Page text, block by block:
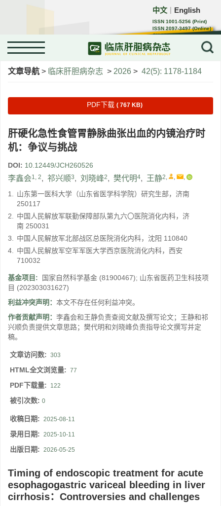
中文 English
ISSN 1001-5256 (Print)
ISSN 2097-3497 (Online)
CN 22-1108/R
文章导航 > 临床肝胆病杂志 > 2026 > 42(5): 1178-1184
PDF下载 ( 767 KB)
肝硬化急性食管胃静脉曲张出血的内镜治疗时
机：争议与挑战
DOI: 10.12449/JCH260526
李鑫会1, 2, 祁兴顺3, 刘晓峰2, 樊代明4, 王静2, , ,
1. 山东第一医科大学（山东省医学科学院）研究生部，济南
250117
2. 中国人民解放军联勤保障部队第九六〇医院消化内科，济
南 250031
3. 中国人民解放军北部战区总医院消化内科，沈阳 110840
4. 中国人民解放军空军军医大学西京医院消化内科，西安
710032
基金项目: 国家自然科学基金 (81900467); 山东省医药卫生科技项
目 (202303031627)
利益冲突声明： 本文不存在任何利益冲突。
作者贡献声明： 李鑫会和王静负责查阅文献及撰写论文；王静和祁
兴顺负责提供文章思路；樊代明和刘晓峰负责指导论文撰写并定
稿。
文章访问数: 303
HTML全文浏览量: 77
PDF下载量: 122
被引次数: 0
收稿日期: 2025-08-11
录用日期: 2025-10-11
出版日期: 2026-05-25
Timing of endoscopic treatment for acute
esophagogastric variceal bleeding in liver
cirrhosis：Controversies and challenges